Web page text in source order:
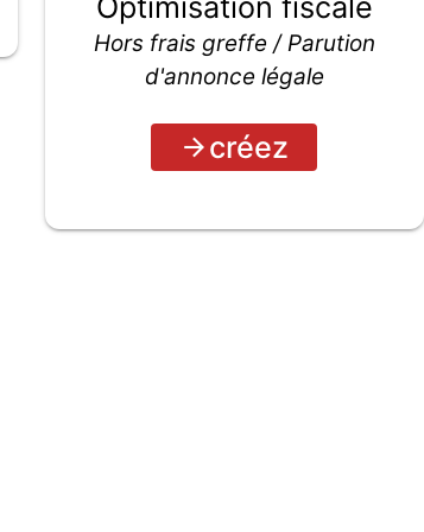
Hors frais greffe / Parution
d'annonce légale
créez